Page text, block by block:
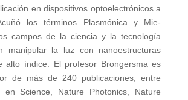
en dispositivos optoelectrónicos a
los términos Plasmónica y Mie-
campos de la ciencia y la tecnología
manipular la luz con nanoestructuras
alto índice. El profesor Brongersma es
de más de 240 publicaciones, entre
en Science, Nature Photonics, Nature